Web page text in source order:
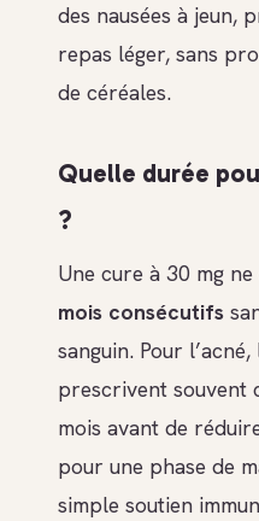
des nausées à jeun,
repas léger, sans
de céréales.
Quelle durée
?
Une cure à 30 mg
mois consécutifs
sanguin. Pour
prescrivent souvent
mois avant de
pour une phase de
simple soutien